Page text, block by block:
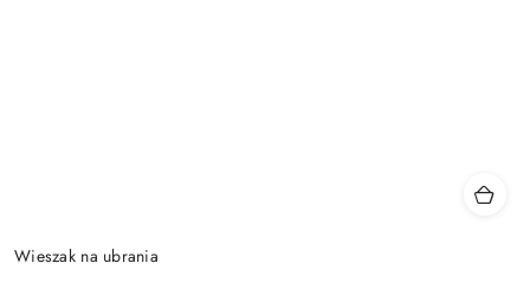
Wieszak na ubrania